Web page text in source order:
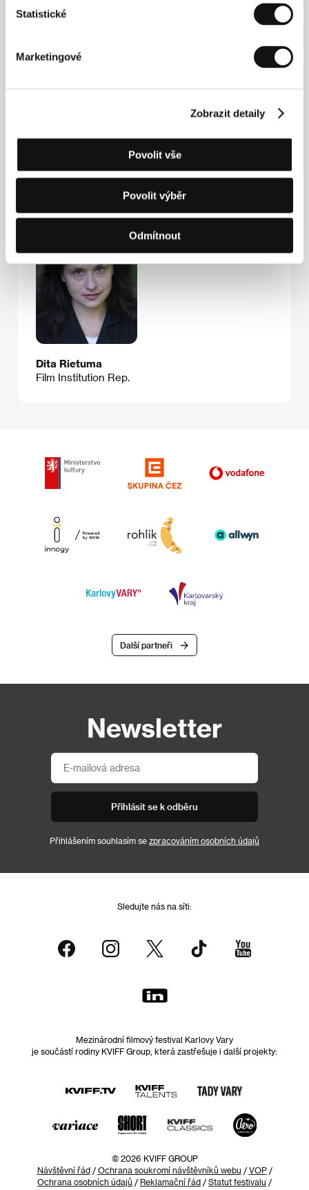
Statistické
Marketingové
Zobrazit detaily
Povolit vše
Povolit výběr
Odmítnout
Tel: +371 673 588 78, +371 673 588 66
Dita Rietuma
Film Institution Rep.
Další partneři
Newsletter
Přihlásit se k odběru
Přihlášením souhlasím se zpracováním osobních údajů
Sledujte nás na síti:
Mezinárodní filmový festival Karlovy Vary
je součástí rodiny KVIFF Group, která zastřešuje i další projekty:
© 2026 KVIFF GROUP
Návštěvní řád/ Ochrana soukromí návštěvníků webu / VOP/
Ochrana osobních údajů / Reklamační řád / Statut festivalu /